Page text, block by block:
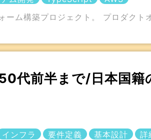
ーム構築プロジェクト。 プロダクト
代前半まで/日本国籍
インフラ 要件定義 基本設計
詳